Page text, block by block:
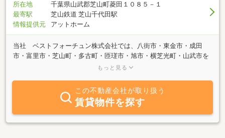
所在地
千葉県山武郡芝山町菱田１０８５－１
最寄駅
芝山鉄道 芝山千代田駅
情報提供元
アットホーム
当社 ベストフォーチュン株式会社では、八街市・東金市・成田
市・富里市・芝山町・多古町・匝瑳市・旭市・横芝光町・山武市を
主として、土地、新築・中古戸建、アパート、店舗、工場、倉庫の
建を、自分が住むつもりで徹底的にリフォームし、お客様が購入可
能な価格で提供しています。 TEL 0479-78-1328 FAX 0479-78-
1329 住所 山武郡芝山町菱田1085-1 E-
mail:bestfortune@snow.ocn.ne.jp
もっと見る
この不動産会社が取り扱う
賃貸物件を探す